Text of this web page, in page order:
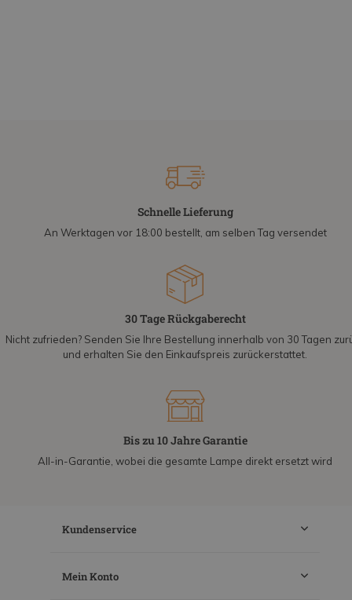
Schnelle Lieferung
An Werktagen vor 18:00 bestellt, am selben Tag versendet
30 Tage Rückgaberecht
Nicht zufrieden? Senden Sie Ihre Bestellung innerhalb von 30 Tagen
und erhalten Sie den Einkaufspreis zurückerstattet.
Bis zu 10 Jahre Garantie
All-in-Garantie, wobei die gesamte Lampe direkt ersetzt wird
Kundenservice
Mein Konto